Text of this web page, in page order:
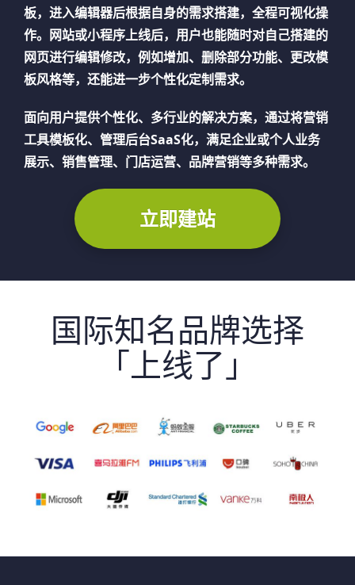
板，进入编辑器后根据自身的需求搭建，全程可视化操
作。网站或小程序上线后，用户也能随时对自己搭建的
网页进行编辑修改，例如增加、删除部分功能、更改模
板风格等，还能进一步个性化定制需求。
面向用户提供个性化、多行业的解决方案，通过将营销
工具模板化、管理后台SaaS化，满足企业或个人业务
展示、销售管理、门店运营、品牌营销等多种需求。
立即建站
国际知名品牌选择
「上线了」